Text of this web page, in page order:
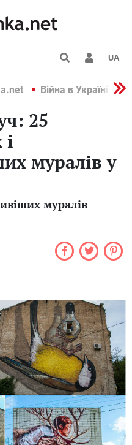
UA
Війна в Україні 2022
25
муралів у
муралів